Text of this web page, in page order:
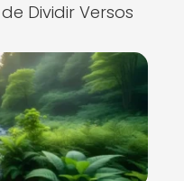
Dividir Versos